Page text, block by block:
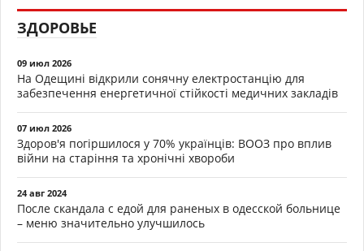
ЗДОРОВЬЕ
09 июл 2026
На Одещині відкрили сонячну електростанцію для
забезпечення енергетичної стійкості медичних закладів
07 июл 2026
Здоров'я погіршилося у 70% українців: ВООЗ про вплив
війни на старіння та хронічні хвороби
24 авг 2024
После скандала с едой для раненых в одесской больнице
– меню значительно улучшилось